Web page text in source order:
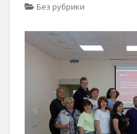
Без рубрики